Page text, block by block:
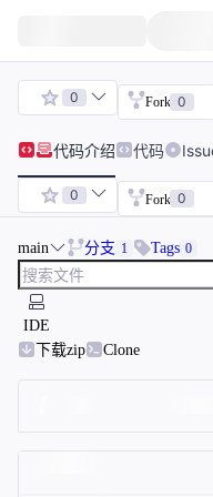
0 Fork 0
代码介绍 代码
0 Fork 0
main 分支 1 Tags 0
IDE
下载zip
Clone